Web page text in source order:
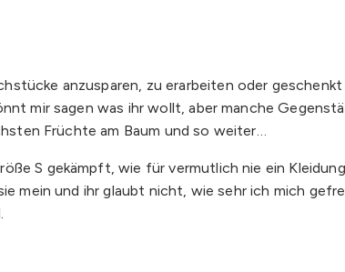
anzusparen, zu erarbeiten oder
mir sagen was ihr wollt, aber manche
Früchte am Baum und so weiter…
S gekämpft, wie für vermutlich nie ein
mein und ihr glaubt nicht, wie sehr ich mich